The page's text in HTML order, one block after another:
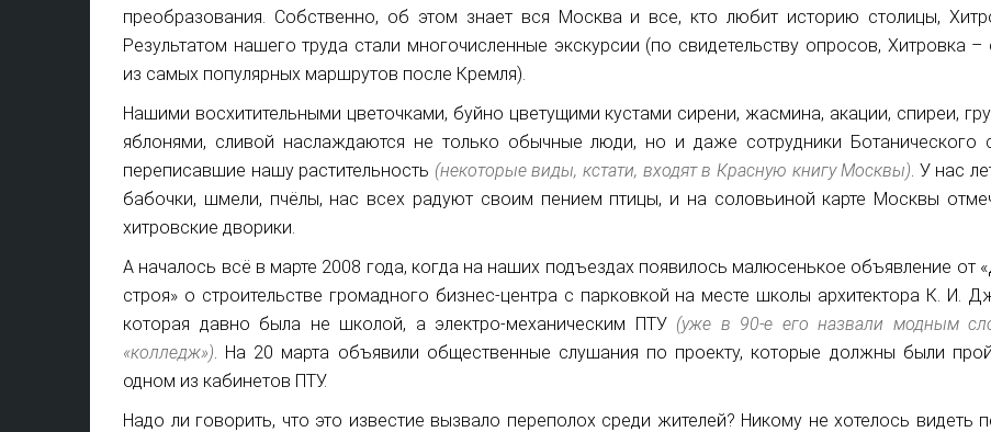
преобразования. Собственно, об этом знает вся Москва и все, кто любит историю столицы,
Результатом нашего труда стали многочисленные экскурсии (по свидетельству опросов, Хитровка –
из самых популярных маршрутов после Кремля).
Нашими восхитительными цветочками, буйно цветущими кустами сирени, жасмина, акации, спиреи,
яблонями, сливой наслаждаются не только обычные люди, но и даже сотрудники Ботанического
переписавшие нашу растительность (некоторые виды, кстати, входят в Красную книгу Москвы). У нас
бабочки, шмели, пчёлы, нас всех радуют своим пением птицы, и на соловьиной карте Москвы
хитровские дворики.
А началось всё в марте 2008 года, когда на наших подъездах появилось малюсенькое объявление от
строя» о строительстве громадного бизнес-центра с парковкой на месте школы архитектора К. И.
которая давно была не школой, а электро-механическим ПТУ (уже в 90-е его назвали модным
«колледж»). На 20 марта объявили общественные слушания по проекту, которые должны были
одном из кабинетов ПТУ.
Надо ли говорить, что это известие вызвало переполох среди жителей? Никому не хотелось видеть